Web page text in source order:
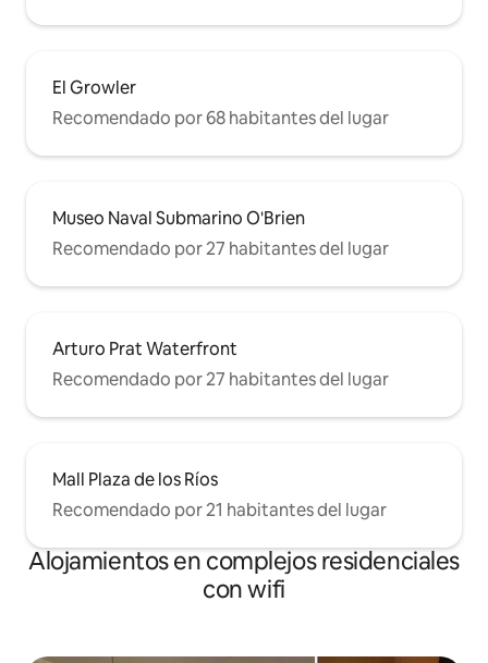
El Growler
Recomendado por 68 habitantes del lugar
Museo Naval Submarino O'Brien
Recomendado por 27 habitantes del lugar
Arturo Prat Waterfront
Recomendado por 27 habitantes del lugar
Mall Plaza de los Ríos
Recomendado por 21 habitantes del lugar
Alojamientos en complejos residenciales
con wifi